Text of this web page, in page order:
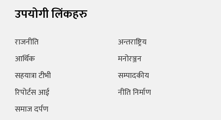
उपयोगी लिंकहरु
राजनीति
आर्थिक
सहयात्रा टीभी
रिपोर्टस आई
समाज दर्पण
अन्तराष्ट्रिय
मनोरञ्जन
सम्पादकीय
नीति निर्माण